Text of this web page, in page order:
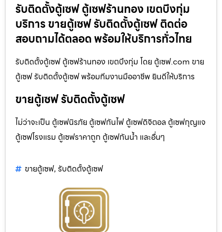
รับติดตั้งตู้เซฟ ตู้เซฟร้านทอง เขตบึงกุ่ม
บริการ ขายตู้เซฟ รับติดตั้งตู้เซฟ ติดต่อ
สอบถามได้ตลอด พร้อมให้บริการทั่วไทย
รับติดตั้งตู้เซฟ ตู้เซฟร้านทอง เขตบึงกุ่ม โดย ตู้เซฟ.com ขาย
ตู้เซฟ รับติดตั้งตู้เซฟ พร้อมทีมงานมืออาชีพ ยินดีให้บริการ
ขายตู้เซฟ รับติดตั้งตู้เซฟ
ไม่ว่าจะเป็น ตู้เซฟนิรภัย ตู้เซฟกันไฟ ตู้เซฟดิจิตอล ตู้เซฟกุญแจ
ตู้เซฟโรงแรม ตู้เซฟราคาถูก ตู้เซฟกันน้ำ และอื่นๆ
ขายตู้เซฟ, รับติดตั้งตู้เซฟ